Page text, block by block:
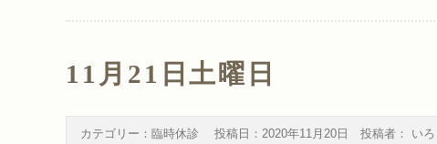
11月21日土曜日
カテゴリー： 臨時休診 投稿日： 2020年11月20日 投稿者： い